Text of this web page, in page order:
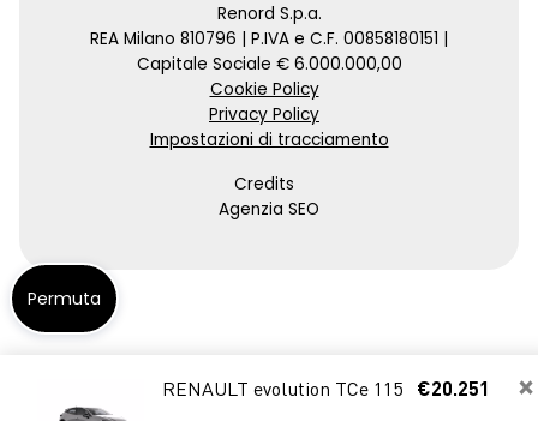
×
RENAULT evolution TCe 115 €20.251
Renord S.p.a.
REA Milano 810796 | P.IVA e C.F. 00858180151 |
Capitale Sociale € 6.000.000,00
Cookie Policy
Privacy Policy
Impostazioni di tracciamento
Credits
Agenzia SEO
Permuta